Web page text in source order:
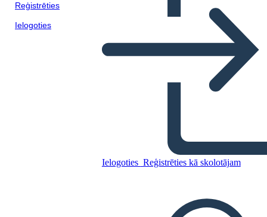
Reģistrēties
Ielogoties
Ielogoties Reģistrēties kā skolotājam